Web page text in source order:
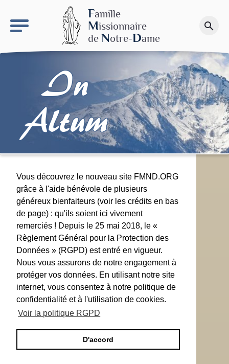
Famille
Missionnaire
de Notre-Dame
search
Faire un don
In
Altum
Vous découvrez le nouveau site FMND.ORG
grâce à l'aide bénévole de plusieurs
généreux bienfaiteurs (voir les crédits en bas
de page) : qu'ils soient ici vivement
remerciés ! Depuis le 25 mai 2018, le «
Règlement Général pour la Protection des
Données » (RGPD) est entré en vigueur.
Nous vous assurons de notre engagement à
protéger vos données. En utilisant notre site
internet, vous consentez à notre politique de
confidentialité et à l'utilisation de cookies.
Voir la politique RGPD
D'accord